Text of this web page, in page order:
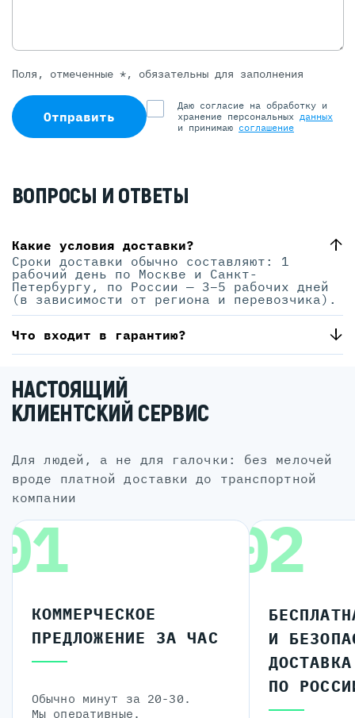
Поля, отмеченные *, обязательны для заполнения
Отправить
Даю согласие на обработку и
хранение персональных данных
и принимаю соглашение
ВОПРОСЫ И ОТВЕТЫ
Какие условия доставки?
Сроки доставки обычно составляют: 1
рабочий день по Москве и Санкт-
Петербургу, по России — 3–5 рабочих дней
(в зависимости от региона и перевозчика).
Что входит в гарантию?
НАСТОЯЩИЙ
КЛИЕНТСКИЙ СЕРВИС
для людей, а не для галочки: без мелочей
вроде платной доставки до транспортной
компании
КОММЕРЧЕСКОЕ
ПРЕДЛОЖЕНИЕ ЗА ЧАС
Обычно минут за 20-30.
Мы оперативные.
02
И
ДОСТАВКА
ПО